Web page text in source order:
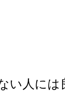
い人には